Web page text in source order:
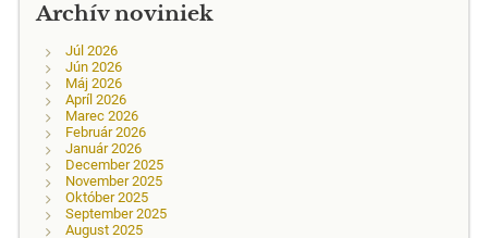
Archív noviniek
Júl 2026
Jún 2026
Máj 2026
Apríl 2026
Marec 2026
Február 2026
Január 2026
December 2025
November 2025
Október 2025
September 2025
August 2025